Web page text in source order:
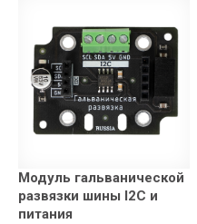
Модуль гальванической
развязки шины I2C и
питания